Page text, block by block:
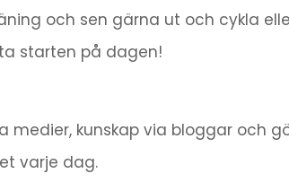
och sen gärna ut och cykla
starten på dagen!
medier, kunskap via bloggar och
varje dag.